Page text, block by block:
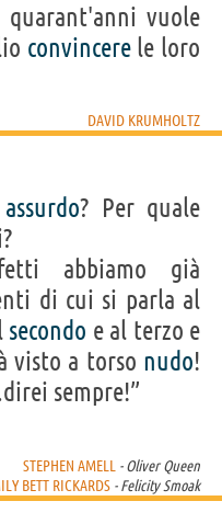
vuole
convincerele loro
DAVID KRUMHOLTZ
assurdo? Per quale
abbiamo già
di cui si parla al
secondo e al terzo e
a torso nudo!
sempre!”
STEPHEN AMELL - Oliver Queen
BETT RICKARDS - Felicity Smoak